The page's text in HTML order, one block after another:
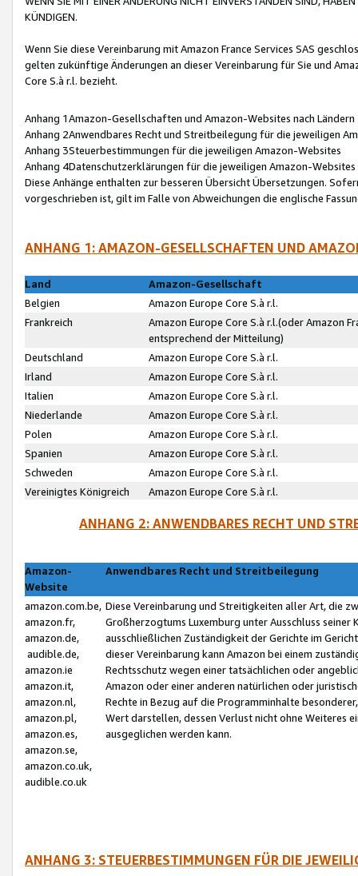
KÜNDIGEN.
Wenn Sie diese Vereinbarung mit Amazon France Services SAS
gelten zukünftige Änderungen an dieser Vereinbarung für Sie und
Core S.à r.l. bezieht.
Anhang 1Amazon-Gesellschaften und Amazon-Websites nach Ländern
Anhang 2Anwendbares Recht und Streitbeilegung für die jeweiligen
Anhang 3Steuerbestimmungen für die jeweiligen Amazon-Websites
Anhang 4Datenschutzerklärungen für die jeweiligen Amazon-Websites
Diese Anhänge enthalten zur besseren Übersicht Übersetzungen.
vorgeschrieben ist, gilt im Falle von Abweichungen die englische
ANHANG 1: AMAZON-GESELLSCHAFTEN UND
Land
Amazon-Gesellschaft
Belgien
Amazon Europe Core S.à r.l.
Frankreich
Amazon Europe Core S.à r.l.(oder Amazon
entsprechend der Mitteilung)
Deutschland
Amazon Europe Core S.à r.l.
Irland
Amazon Europe Core S.à r.l.
Italien
Amazon Europe Core S.à r.l.
Niederlande
Amazon Europe Core S.à r.l.
Polen
Amazon Europe Core S.à r.l.
Spanien
Amazon Europe Core S.à r.l.
Schweden
Amazon Europe Core S.à r.l.
Vereinigtes Königreich
Amazon Europe Core S.à r.l.
ANHANG 2: ANWENDBARES RECHT UND
Amazon-
Website
Anwendbares Recht und Streitbeilegung
amazon.com.be,
amazon.fr,
amazon.de,
audible.de,
amazon.ie
amazon.it,
amazon.nl,
amazon.pl,
amazon.es,
amazon.se,
amazon.co.uk,
audible.co.uk
Diese Vereinbarung und Streitigkeiten aller Art, die
Großherzogtums Luxemburg unter Ausschluss
ausschließlichen Zuständigkeit der Gerichte im
dieser Vereinbarung kann Amazon bei einem
Rechtsschutz wegen einer tatsächlichen oder
Amazon oder einer anderen natürlichen oder
Rechte in Bezug auf die Programminhalte
Wert darstellen, dessen Verlust nicht ohne Weiteres
ausgeglichen werden kann.
ANHANG 3: STEUERBESTIMMUNGEN FÜR DIE